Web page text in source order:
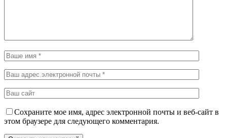
Сохраните мое имя, адрес электронной почты и веб-сайт в
этом браузере для следующего комментария.